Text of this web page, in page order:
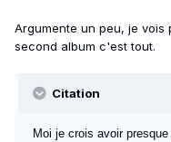
Argumente un peu, je vois
second album c'est tout.
Citation
Moi je crois avoir